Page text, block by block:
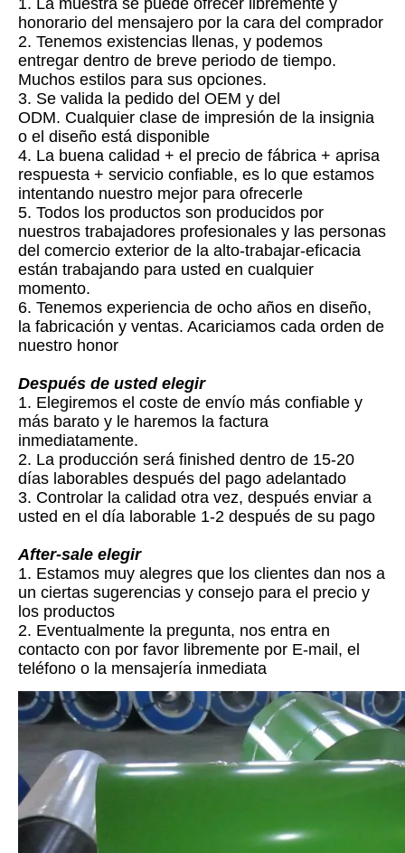
1. La muestra se puede ofrecer libremente y
honorario del mensajero por la cara del comprador
2. Tenemos existencias llenas, y podemos
entregar dentro de breve periodo de tiempo.
Muchos estilos para sus opciones.
3. Se valida la pedido del OEM y del
ODM. Cualquier clase de impresión de la insignia
o el diseño está disponible
4. La buena calidad + el precio de fábrica + aprisa
respuesta + servicio confiable, es lo que estamos
intentando nuestro mejor para ofrecerle
5. Todos los productos son producidos por
nuestros trabajadores profesionales y las personas
del comercio exterior de la alto-trabajar-eficacia
están trabajando para usted en cualquier
momento.
6. Tenemos experiencia de ocho años en diseño,
la fabricación y ventas. Acariciamos cada orden de
nuestro honor
Después de usted elegir
1. Elegiremos el coste de envío más confiable y
más barato y le haremos la factura
inmediatamente.
2. La producción será finished dentro de 15-20
días laborables después del pago adelantado
3. Controlar la calidad otra vez, después enviar a
usted en el día laborable 1-2 después de su pago
After-sale elegir
1. Estamos muy alegres que los clientes dan nos a
un ciertas sugerencias y consejo para el precio y
los productos
2. Eventualmente la pregunta, nos entra en
contacto con por favor libremente por E-mail, el
teléfono o la mensajería inmediata